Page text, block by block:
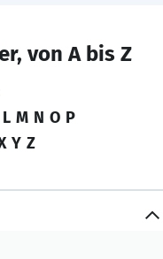
von A bis Z
L M N O P
Y Z